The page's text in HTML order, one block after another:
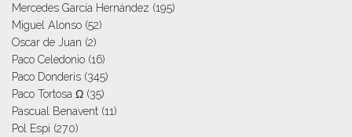
Mercedes García Hernández (195)
Miguel Alonso (52)
Oscar de Juan (2)
Paco Celedonio (16)
Paco Donderis (345)
Paco Tortosa Ω (35)
Pascual Benavent (11)
Pol Espi (270)